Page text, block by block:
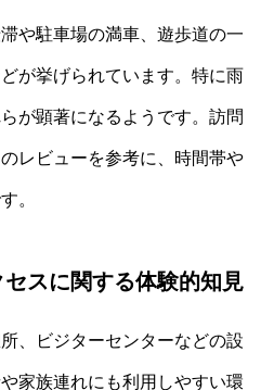
や駐車場の満車、遊歩道の一
が挙げられています。特に雨
が顕著になるようです。訪問
レビューを参考に、時間帯や
。
スに関する体験的知見
、ビジターセンターなどの設
家族連れにも利用しやすい環